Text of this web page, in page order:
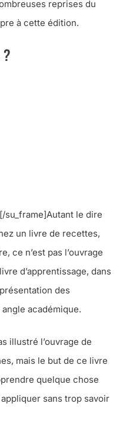
reprises du
à cette édition.
[/su_frame]Autant le dire
un livre de recettes,
ce n’est pas l’ouvrage
d’apprentissage, dans
des
académique.
illustré l’ouvrage de
mais le but de ce livre
quelque chose
sans trop savoir